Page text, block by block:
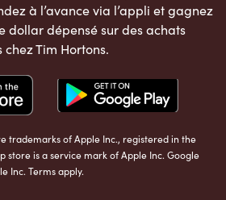
à l’avance via l’appli et gagnez
dollar dépensé sur des achats
Tim Hortons.
trademarks of Apple Inc., registered in the
store is a service mark of Apple Inc. Google
Inc. Terms apply.